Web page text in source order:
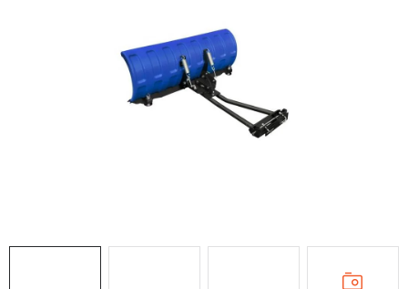
NÁPLNĚ A KAPALINY
Moje objednávka Kontakt
Reklamace a vrácení zboží